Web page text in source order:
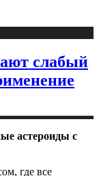
слабый
астероиды с
где все